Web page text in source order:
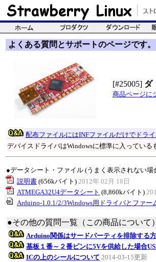
よくある質問とサポートのページです。
[#25005] ダ
商品ページに
配布ファイルにはINFファイルだけでドライ
デバイスドライバはWindowsに標準に入ってい
●データシート・ファイル (うまく表示されない
説明書 (656kバイト) 2012年 02月 18日
ATMEGA32U4データシート (8,860kバイト)
Arduino-1.0.1/2/3Windows用ドライバとファー
●その他の質問一覧（この商品について）
Arduino関係はサードパーティを排除する
基板１番～２番ピンに5Vを供給した場合
ICの上のシールについて 2014-03-15更新